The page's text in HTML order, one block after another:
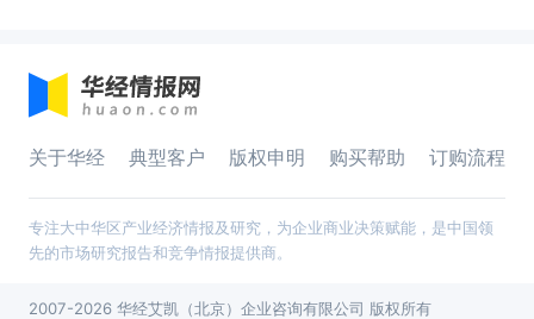
关于华经 典型客户 版权申明 购买帮助 订购流程
专注大中华区产业经济情报及研究，为企业商业决策赋能，是中国领
先的市场研究报告和竞争情报提供商。
2007-2026 华经艾凯（北京）企业咨询有限公司 版权所有